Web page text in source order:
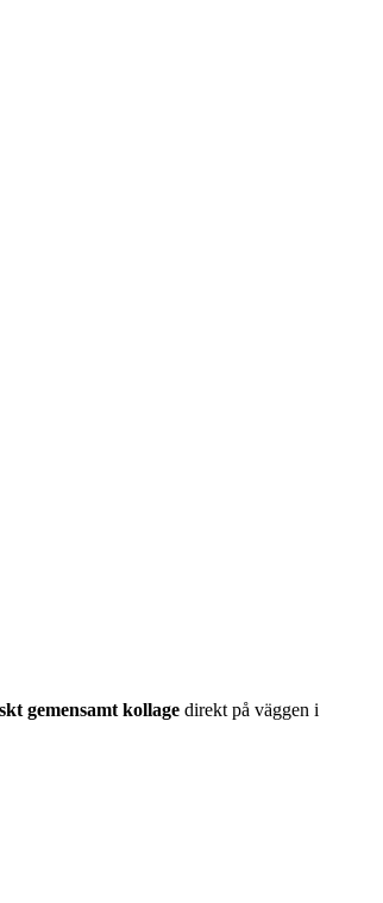
gemensamt kollage direkt på väggen i